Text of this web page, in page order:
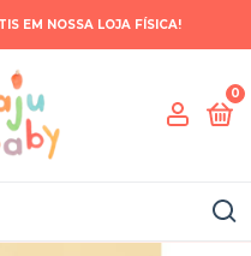
EM NOSSA LOJA FÍSICA!
0